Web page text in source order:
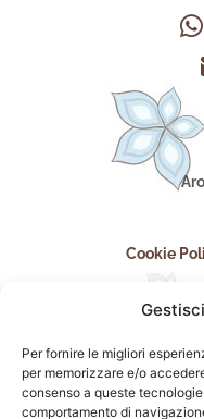
Per fornire le migliori
per memorizzare e/o
consenso a queste
comportamento di
Cookie